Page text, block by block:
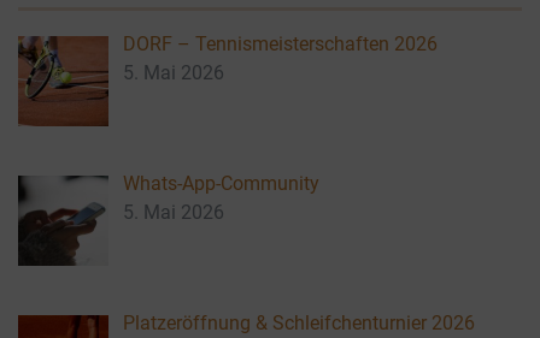
DORF – Tennismeisterschaften 2026
5. Mai 2026
Whats-App-Community
5. Mai 2026
Platzeröffnung & Schleifchenturnier 2026